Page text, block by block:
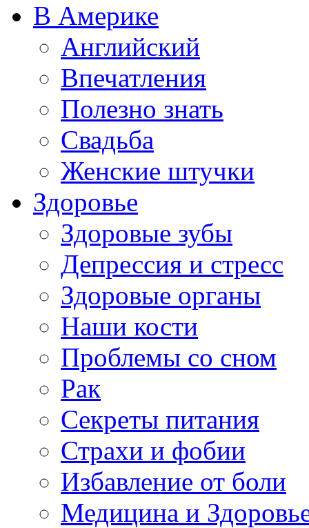
В Америке
Английский
Впечатления
Полезно знать
Свадьба
Женские штучки
Здоровье
Здоровые зубы
Депрессия и стресс
Здоровые органы
Наши кости
Проблемы со сном
Рак
Секреты питания
Страхи и фобии
Избавление от боли
Медицина и